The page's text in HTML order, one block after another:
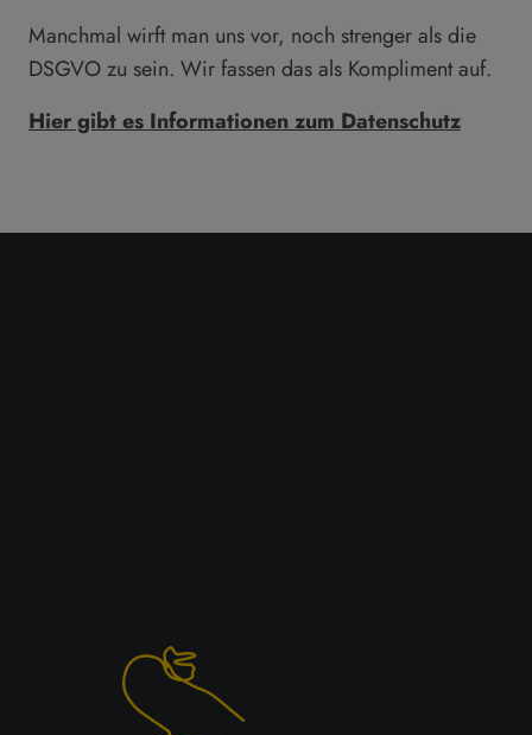
Manchmal wirft man uns vor, noch strenger als die
DSGVO zu sein. Wir fassen das als Kompliment auf.
Hier gibt es Informationen zum Datenschutz